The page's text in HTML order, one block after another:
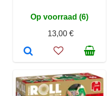
Op voorraad (6)
13,00 €